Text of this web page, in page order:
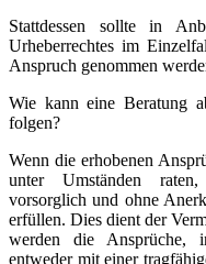
Stattdessen sollte in
Urheberrechtes im
Anspruch genommen
Wie kann eine Beratung
folgen?
Wenn die erhobenen
unter Umständen
vorsorglich und ohne
erfüllen. Dies dient der
werden die Ansprüche,
entweder mit einer